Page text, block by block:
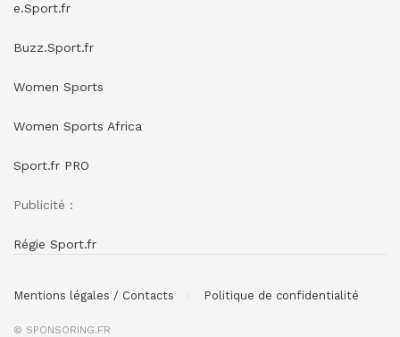
e.Sport.fr
Buzz.Sport.fr
Women Sports
Women Sports Africa
Sport.fr PRO
Publicité :
Régie Sport.fr
Mentions légales / Contacts Politique de confidentialité
© SPONSORING.FR